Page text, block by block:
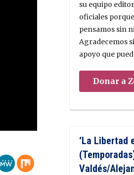
su equipo
oficiales
pensamos sin
Agradecemos
apoyo que
Donar a
‘La Libertad
Valdés/